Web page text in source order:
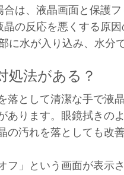
合は、液晶画面と保護
晶の反応を悪くする原因
に水が入り込み、水分
処法がある？
落として清潔な手で液
あります。眼鏡拭きの
汚れを落としても改
フ」という画面が表示